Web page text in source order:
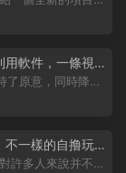
...
軟件，一條視
了原意，同時降低
一樣的自撸玩
要求